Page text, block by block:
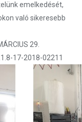
emelkedését,
való sikeresebb
29.
17-2018-02211